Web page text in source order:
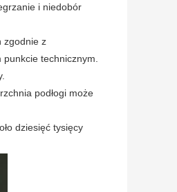
i niedobór
zgodnie z
technicznym.
podłogi może
dziesięć tysięcy